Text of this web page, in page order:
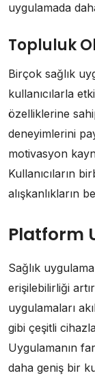
uygulamada
Topluluk
Birçok sağlık
kullanıcılarla
özelliklerine
deneyimlerini
motivasyon
Kullanıcıların
alışkanlıkların
Platform
Sağlık
erişilebilirliği
uygulamaları
gibi çeşitli
Uygulamanın
daha geniş bir